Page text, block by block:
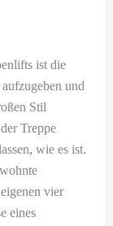
ist die
und
Stil
Treppe
wie es ist.
vier
eines